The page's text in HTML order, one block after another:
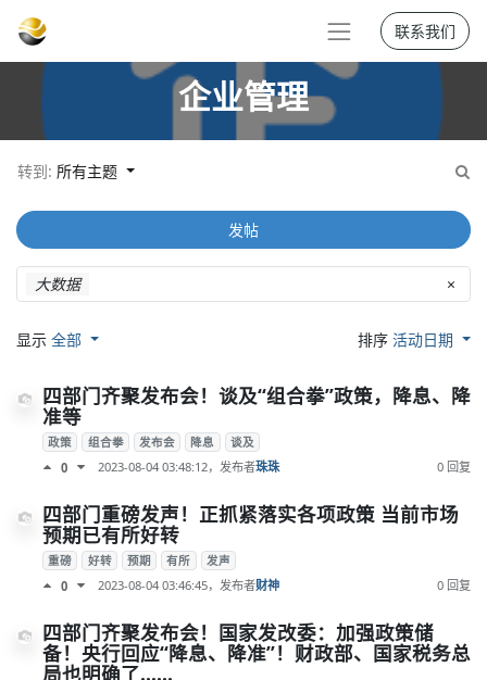
联系我们
企业管理
转到: 所有主题
大数据 ×
发帖
显示 全部 排序活动日期
四部门齐聚发布会！谈及“组合拳”政策，降息、降
准等
政策 组合拳 发布会 降息 谈及
0 2023-08-04 03:48:12，发布者珠珠 0 回复
四部门重磅发声！正抓紧落实各项政策 当前市场
预期已有所好转
重磅 好转 预期 有所 发声
0 2023-08-04 03:46:45，发布者财神 0 回复
四部门齐聚发布会！国家发改委：加强政策储
备！央行回应“降息、降准”！财政部、国家税务总
局也明确了……